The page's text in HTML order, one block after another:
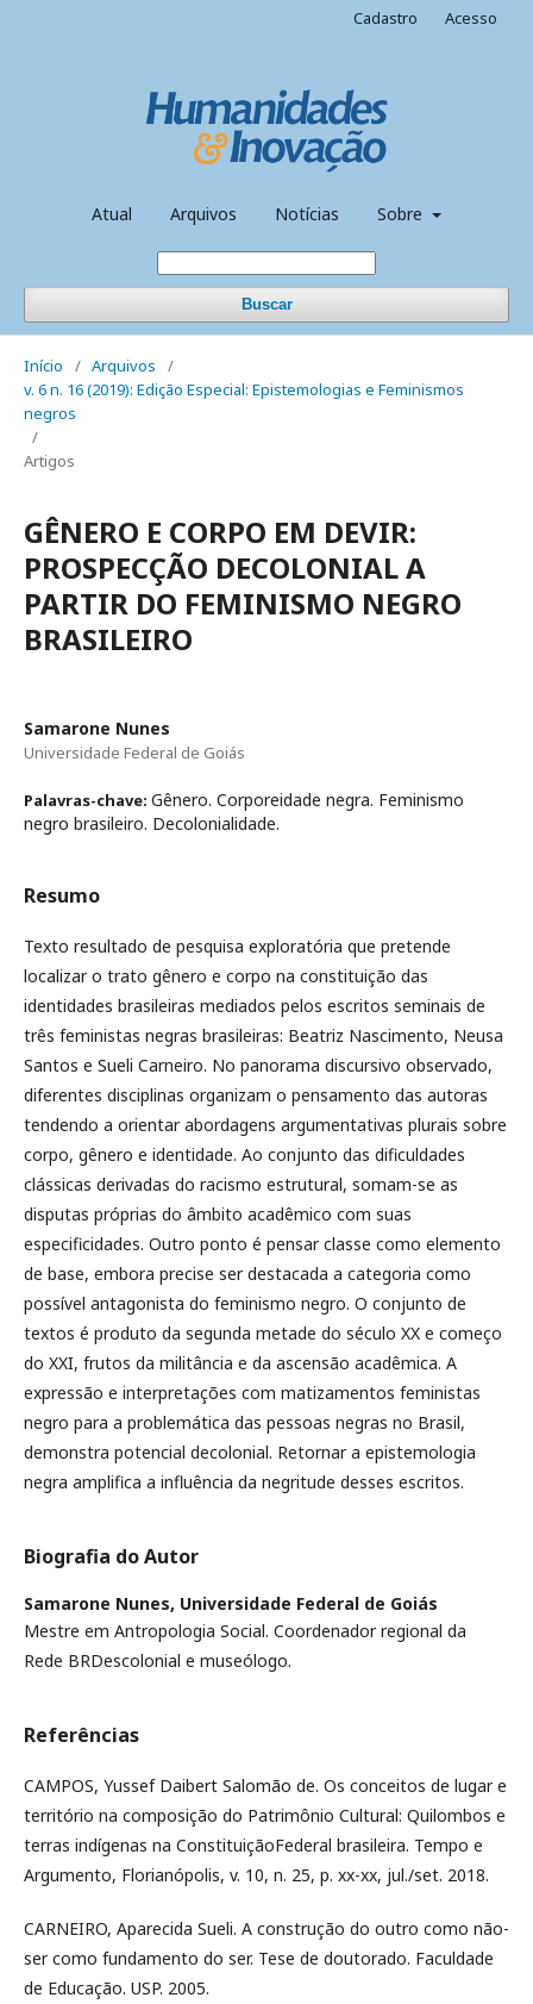
Atual Arquivos Notícias Sobre
Buscar
Cadastro Acesso
Início / Arquivos
/
v. 6 n. 16 (2019): Edição Especial: Epistemologias e Feminismos
negros
/
Artigos
GÊNERO E CORPO EM DEVIR:
PROSPECÇÃO DECOLONIAL A
PARTIR DO FEMINISMO NEGRO
BRASILEIRO
Samarone Nunes
Universidade Federal de Goiás
Palavras-chave: Gênero. Corporeidade negra. Feminismo
negro brasileiro. Decolonialidade.
Resumo
Texto resultado de pesquisa exploratória que pretende
localizar o trato gênero e corpo na constituição das
identidades brasileiras mediados pelos escritos seminais de
três feministas negras brasileiras: Beatriz Nascimento, Neusa
Santos e Sueli Carneiro. No panorama discursivo observado,
diferentes disciplinas organizam o pensamento das autoras
tendendo a orientar abordagens argumentativas plurais sobre
corpo, gênero e identidade. Ao conjunto das dificuldades
clássicas derivadas do racismo estrutural, somam-se as
disputas próprias do âmbito acadêmico com suas
especificidades. Outro ponto é pensar classe como elemento
de base, embora precise ser destacada a categoria como
possível antagonista do feminismo negro. O conjunto de
textos é produto da segunda metade do século XX e começo
do XXI, frutos da militância e da ascensão acadêmica. A
expressão e interpretações com matizamentos feministas
negro para a problemática das pessoas negras no Brasil,
demonstra potencial decolonial. Retornar a epistemologia
negra amplifica a influência da negritude desses escritos.
Biografia do Autor
Samarone Nunes, Universidade Federal de Goiás
Mestre em Antropologia Social. Coordenador regional da
Rede BRDescolonial e museólogo.
Referências
CAMPOS, Yussef Daibert Salomão de. Os conceitos de lugar e
território na composição do Patrimônio Cultural: Quilombos e
terras indígenas na ConstituiçãoFederal brasileira. Tempo e
Argumento, Florianópolis, v. 10, n. 25, p. xx-xx, jul./set. 2018.
CARNEIRO, Aparecida Sueli. A construção do outro como não-
ser como fundamento do ser. Tese de doutorado. Faculdade
de Educação. USP. 2005.